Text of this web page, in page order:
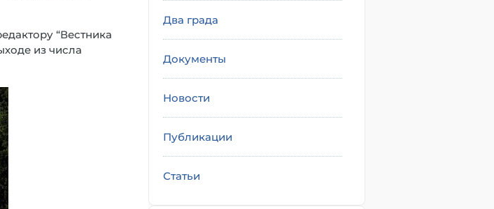
“Вестника
из числа
Два града
Документы
Новости
Публикации
Статьи